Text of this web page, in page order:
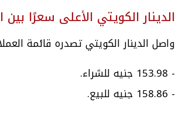
الدينار الكويتي الأعلى سعرًا بين
واصل الدينار الكويتي تصدره قائمة
- 153.98 جنيه للشراء.
- 158.86 جنيه للبيع.